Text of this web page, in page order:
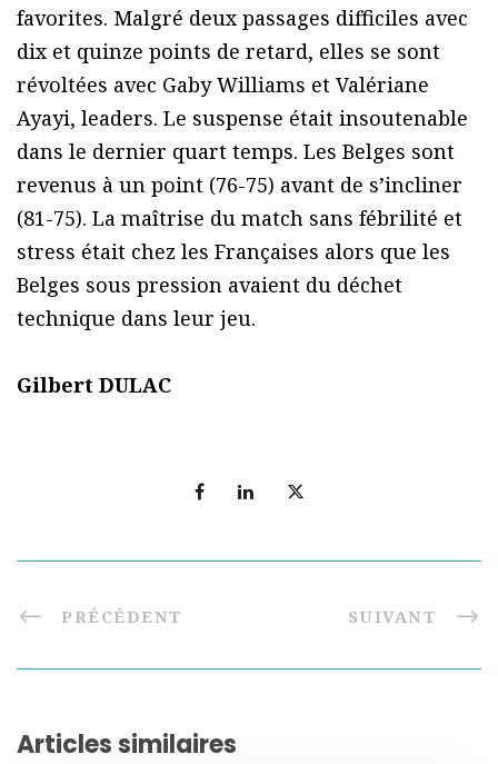
favorites. Malgré deux passages difficiles avec
dix et quinze points de retard, elles se sont
révoltées avec Gaby Williams et Valériane
Ayayi, leaders. Le suspense était insoutenable
dans le dernier quart temps. Les Belges sont
revenus à un point (76-75) avant de s’incliner
(81-75). La maîtrise du match sans fébrilité et
stress était chez les Françaises alors que les
Belges sous pression avaient du déchet
technique dans leur jeu.
Gilbert DULAC
PRÉCÉDENT SUIVANT
Articles similaires